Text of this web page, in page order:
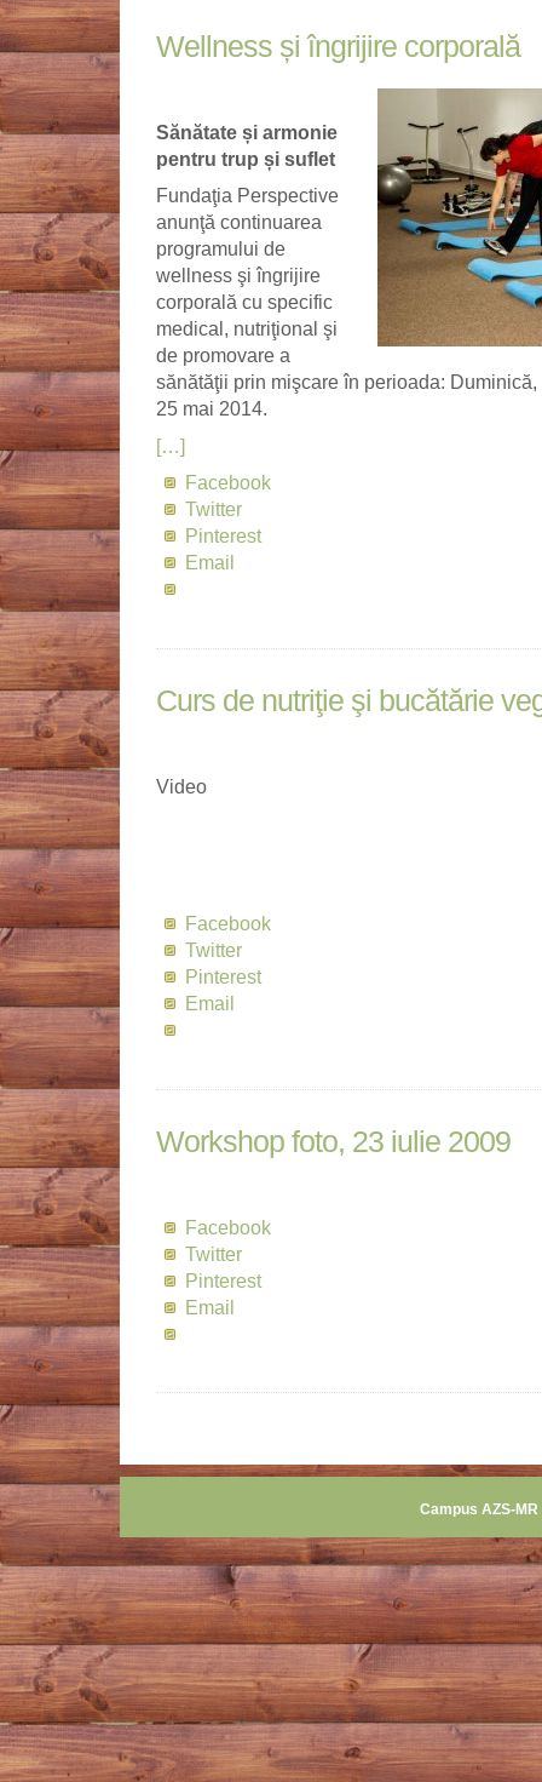
Wellness și îngrijire corporală
Sănătate și armonie
pentru trup și suflet
Fundaţia Perspective
anunţă continuarea
programului de
wellness şi îngrijire
corporală cu specific
medical, nutriţional şi
de promovare a
sănătăţii prin mişcare în perioada:
25 mai 2014.
[…]
Facebook
Twitter
Pinterest
Email
Curs de nutriţie şi bucătărie
Video
Facebook
Twitter
Pinterest
Email
Workshop foto, 23 iulie 2009
Facebook
Twitter
Pinterest
Email
Campus AZS-MR